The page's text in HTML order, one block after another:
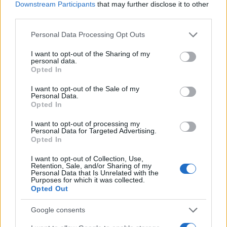
Downstream Participants that may further disclose it to other
Please note that this website/app uses one or more Google
not limited to your visit or usage behaviour. You may click to
grant or deny consent to Google and its third-party tags to
use your data for below specified purposes in below Google
consent section.
Personal Data Processing Opt Outs
I want to opt-out of the Sharing of my
personal data.
Opted In
I want to opt-out of the Sale of my
Personal Data.
Opted In
I want to opt-out of processing my
Personal Data for Targeted Advertising.
Opted In
I want to opt-out of Collection, Use,
Retention, Sale, and/or Sharing of my
Personal Data that Is Unrelated with the
Purposes for which it was collected.
Opted Out
Google consents
μπορούμε να περιμένουμε μια εστίαση στη σχέση του
Rocky και της Adrian.
Υπήρχε συζήτηση για μια τηλεοπτική σειρά prequel
από το 2019, αλλά οι ενημερώσεις ήταν ελάχιστες και
το project δεν φάνηκε να προχωράει. Το γεγονός ότι ο
Stallone έχει γράψει «μερικές σελίδες» του σεναρίου
είναι όμως ένα ελπιδοφόρο σημάδι πως μπορεί να το